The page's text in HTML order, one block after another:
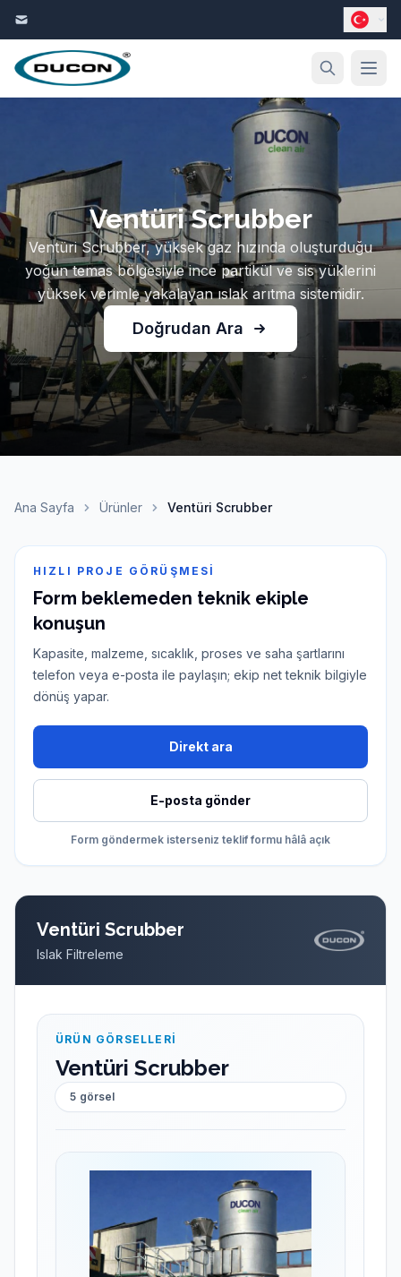
Ventüri Scrubber
Ventüri Scrubber, yüksek gaz hızında oluşturduğu
yoğun temas bölgesiyle ince partikül ve sis yüklerini
yüksek verimle yakalayan ıslak arıtma sistemidir.
Doğrudan Ara
Ana Sayfa Ürünler Ventüri Scrubber
HIZLI PROJE GÖRÜŞMESI
Form beklemeden teknik ekiple
konuşun
Kapasite, malzeme, sıcaklık, proses ve saha şartlarını
telefon veya e-posta ile paylaşın; ekip net teknik bilgiyle
dönüş yapar.
Direkt ara
E-posta gönder
Form göndermek isterseniz teklif formu hâlâ açık
Ventüri Scrubber
Islak Filtreleme
ÜRÜN GÖRSELLERI
Ventüri Scrubber
5 görsel